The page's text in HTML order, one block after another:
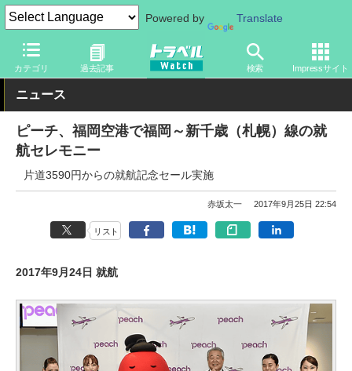
Powered by Translate
カテゴリ 過去記事 検索 Impressサイト
トラベル Watch 企業・政府・官庁 国内エアライン ピーチ
ニュース
ピーチ、福岡空港で福岡～新千歳（札幌）線の就
航セレモニー
片道3590円からの就航記念セール実施
赤坂太一 2017年9月25日 22:54
リスト
2017年9月24日 就航